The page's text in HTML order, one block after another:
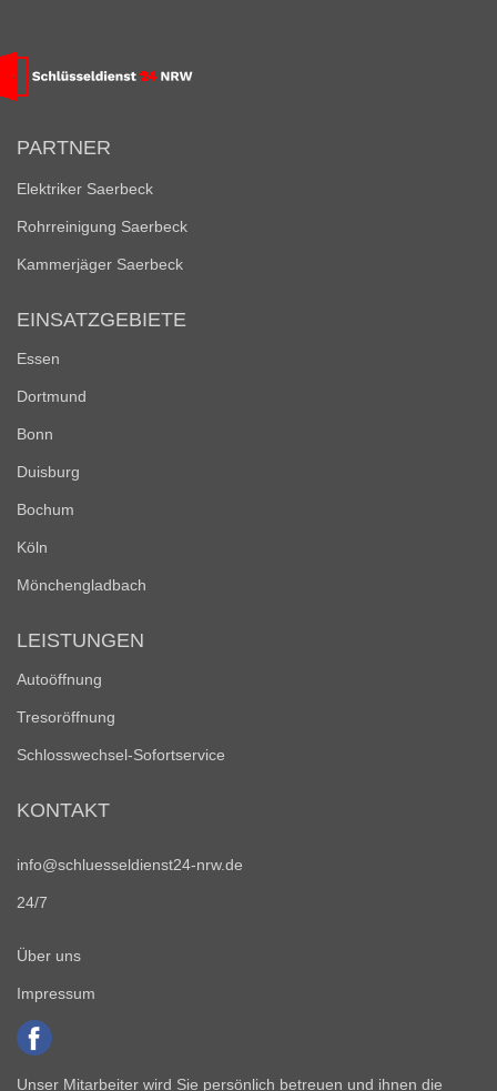
PARTNER
Elektriker Saerbeck
Rohrreinigung Saerbeck
Kammerjäger Saerbeck
EINSATZGEBIETE
Essen
Dortmund
Bonn
Duisburg
Bochum
Köln
Mönchengladbach
LEISTUNGEN
Autoöffnung
Tresoröffnung
Schlosswechsel-Sofortservice
KONTAKT
info@schluesseldienst24-nrw.de
24/7
Über uns
Impressum
Unser Mitarbeiter wird Sie persönlich betreuen und ihnen die